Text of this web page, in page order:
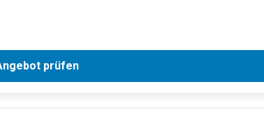
prüfen